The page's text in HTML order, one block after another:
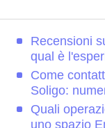
Recensioni
qual è
Come
Soligo:
Quali
uno spazio